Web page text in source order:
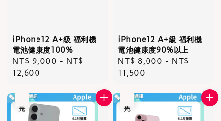
iPhone12 A+級 福利機
電池健康度100%
Regular
price
NT$ 9,000 - NT$
12,600
iPhone12 A+級 福利機
電池健康度90%以上
Regular
price
NT$ 8,000 - NT$
11,500